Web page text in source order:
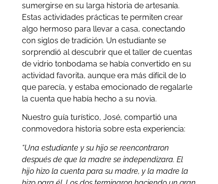
sumergirse en su larga historia de artesanía.
Estas actividades prácticas te permiten crear
algo hermoso para llevar a casa, conectando
con siglos de tradición. Un estudiante se
sorprendió al descubrir que el taller de cuentas
de vidrio tonbodama se había convertido en su
actividad favorita, aunque era más difícil de lo
que parecía, y estaba emocionado de regalarle
la cuenta que había hecho a su novia.
Nuestro guía turístico, José, compartió una
conmovedora historia sobre esta experiencia:
“Una estudiante y su hijo se reencontraron
después de que la madre se independizara. El
hijo hizo la cuenta para su madre, y la madre la